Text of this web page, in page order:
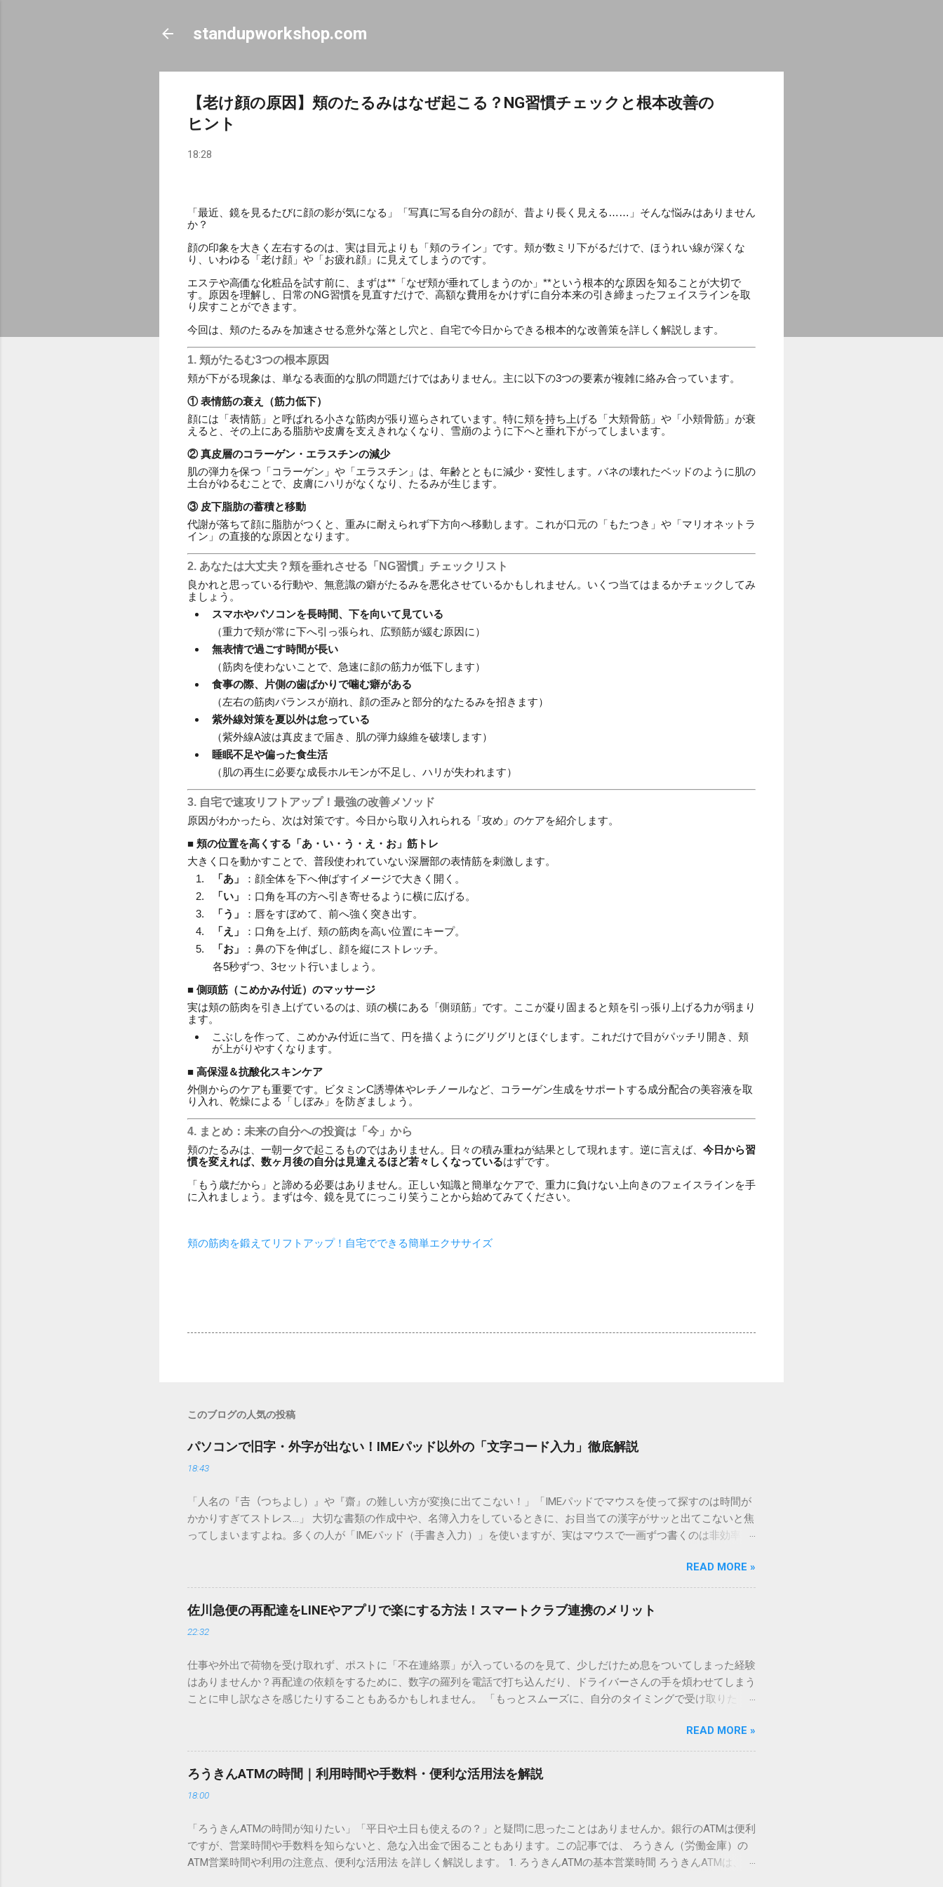
standupworkshop.com
【老け顔の原因】頬のたるみはなぜ起こる？NG習慣チェックと根本改善の
ヒント
18:28
「最近、鏡を見るたびに顔の影が気になる」「写真に写る自分の顔が、昔より長く見える……」そんな悩みはありません
か？
顔の印象を大きく左右するのは、実は目元よりも「頬のライン」です。頬が数ミリ下がるだけで、ほうれい線が深くな
り、いわゆる「老け顔」や「お疲れ顔」に見えてしまうのです。
エステや高価な化粧品を試す前に、まずは**「なぜ頬が垂れてしまうのか」**という根本的な原因を知ることが大切で
す。原因を理解し、日常のNG習慣を見直すだけで、高額な費用をかけずに自分本来の引き締まったフェイスラインを取
り戻すことができます。
今回は、頬のたるみを加速させる意外な落とし穴と、自宅で今日からできる根本的な改善策を詳しく解説します。
1. 頬がたるむ3つの根本原因
頬が下がる現象は、単なる表面的な肌の問題だけではありません。主に以下の3つの要素が複雑に絡み合っています。
① 表情筋の衰え（筋力低下）
顔には「表情筋」と呼ばれる小さな筋肉が張り巡らされています。特に頬を持ち上げる「大頬骨筋」や「小頬骨筋」が衰
えると、その上にある脂肪や皮膚を支えきれなくなり、雪崩のように下へと垂れ下がってしまいます。
② 真皮層のコラーゲン・エラスチンの減少
肌の弾力を保つ「コラーゲン」や「エラスチン」は、年齢とともに減少・変性します。バネの壊れたベッドのように肌の
土台がゆるむことで、皮膚にハリがなくなり、たるみが生じます。
③ 皮下脂肪の蓄積と移動
代謝が落ちて顔に脂肪がつくと、重みに耐えられず下方向へ移動します。これが口元の「もたつき」や「マリオネットラ
イン」の直接的な原因となります。
2. あなたは大丈夫？頬を垂れさせる「NG習慣」チェックリスト
良かれと思っている行動や、無意識の癖がたるみを悪化させているかもしれません。いくつ当てはまるかチェックしてみ
ましょう。
スマホやパソコンを長時間、下を向いて見ている
（重力で頬が常に下へ引っ張られ、広頸筋が緩む原因に）
無表情で過ごす時間が長い
（筋肉を使わないことで、急速に顔の筋力が低下します）
食事の際、片側の歯ばかりで噛む癖がある
（左右の筋肉バランスが崩れ、顔の歪みと部分的なたるみを招きます）
紫外線対策を夏以外は怠っている
（紫外線A波は真皮まで届き、肌の弾力線維を破壊します）
睡眠不足や偏った食生活
（肌の再生に必要な成長ホルモンが不足し、ハリが失われます）
3. 自宅で速攻リフトアップ！最強の改善メソッド
原因がわかったら、次は対策です。今日から取り入れられる「攻め」のケアを紹介します。
■ 頬の位置を高くする「あ・い・う・え・お」筋トレ
大きく口を動かすことで、普段使われていない深層部の表情筋を刺激します。
「あ」
：顔全体を下へ伸ばすイメージで大きく開く。
「い」
：口角を耳の方へ引き寄せるように横に広げる。
「う」
：唇をすぼめて、前へ強く突き出す。
「え」
：口角を上げ、頬の筋肉を高い位置にキープ。
「お」
：鼻の下を伸ばし、顔を縦にストレッチ。
各5秒ずつ、3セット行いましょう。
■ 側頭筋（こめかみ付近）のマッサージ
実は頬の筋肉を引き上げているのは、頭の横にある「側頭筋」です。ここが凝り固まると頬を引っ張り上げる力が弱まり
ます。
こぶしを作って、こめかみ付近に当て、円を描くようにグリグリとほぐします。これだけで目がパッチリ開き、頬
が上がりやすくなります。
■ 高保湿＆抗酸化スキンケア
外側からのケアも重要です。ビタミンC誘導体やレチノールなど、コラーゲン生成をサポートする成分配合の美容液を取
り入れ、乾燥による「しぼみ」を防ぎましょう。
4. まとめ：未来の自分への投資は「今」から
頬のたるみは、一朝一夕で起こるものではありません。日々の積み重ねが結果として現れます。逆に言えば、 今日から習
慣を変えれば、数ヶ月後の自分は見違えるほど若々しくなっているはずです。
「もう歳だから」と諦める必要はありません。正しい知識と簡単なケアで、重力に負けない上向きのフェイスラインを手
に入れましょう。まずは今、鏡を見てにっこり笑うことから始めてみてください。
頬の筋肉を鍛えてリフトアップ！自宅でできる簡単エクササイズ
このブログの人気の投稿
パソコンで旧字・外字が出ない！IMEパッド以外の「文字コード入力」徹底解説
18:43
「人名の『𠮷（つちよし）』や『齋』の難しい方が変換に出てこない！」「IMEパッドでマウスを使って探すのは時間が
かかりすぎてストレス…」 大切な書類の作成中や、名簿入力をしているときに、お目当ての漢字がサッと出てこないと焦
ってしまいますよね。多くの人が「IMEパッド（手書き入力）」を使いますが、実はマウスで一画ずつ書くのは非効率で
ードを打ち込むだけで一瞬で旧字や外字、特殊記号を呼び出す「文字コード入力」のテクニックを詳しく解説します。
この方法をマスターすれば、もう難しい漢字の入力で手を止める必要はありません。 1. なぜ「変換」しても旧字・外字
が出てこないのか？ そもそも、なぜ普通の変換で出てこない漢字があるのでしょうか。その理由は、パソコンが文字を
認識する仕組みにあります。 日本のパソコンで一般的に使われる漢字は、JIS規格（日本産業規格）によって「第1水
準」「第2水準」といった形で整理されています。しかし、人名や地名に使われる非常に古い漢字（旧字）や、特定の組
「Unicode（ユニコード）」や「JISコード」といった 文字コード です。パソコン上のすべての文字には、いわば「住
所」のような番号が割り振られています。変換候補に出ない文字でも、この住所（コード）を直接指定すれば、確実に呼
び出すことができるのです。 2. Windows標準機能！文字コードで漢字を出す「16進数入力」 最も汎用性が高く、特別な
できます。 具体的な手順（Unicode入力） 入力したい文字の「Unicode（例：20BB7）」を把握する。 入力モードを「半
角」にする（※重要）。 **「20BB7」**と入力する。 直後にキーボードの**[Alt]キーを押しながら[X]キー**を押す。 入
力した数字が、一瞬で対応する漢字（例：𠮷）に変換されます。 注記： この方法は、特にMicrosoft Wordで非常に強力
READ MORE »
佐川急便の再配達をLINEやアプリで楽にする方法！スマートクラブ連携のメリット
22:32
仕事や外出で荷物を受け取れず、ポストに「不在連絡票」が入っているのを見て、少しだけため息をついてしまった経験
はありませんか？再配達の依頼をするために、数字の羅列を電話で打ち込んだり、ドライバーさんの手を煩わせてしまう
ことに申し訳なさを感じたりすることもあるかもしれません。 「もっとスムーズに、自分のタイミングで受け取りた
ビス「スマートクラブ」と、LINEや公式アプリの連携です。これらを活用するだけで、再配達のストレスは驚くほど軽く
なります。この記事では、忙しい毎日をサポートする便利な受け取り術と、連携による具体的なメリットを徹底解説しま
す。 佐川急便の再配達が劇的に変わる「スマートクラブ」とは？ まず押さえておきたいのが、佐川急便の個人向け無料
会員サービス「スマートクラブ」です。これは、荷物の配送状況をリアルタイムで管理するための基盤となるサービスで
す。 以前はウェブサイトを開いてログインする手間がありましたが、現在はLINEやアプリと紐付けることで、その利便
じめ配達時間を変更するといった先回りの対応が可能になります。 LINE連携で「不在連絡票」とおさらばできる理由 日
本国内で最も利用されているコミュニケーションアプリ「LINE」を佐川急便と連携させると、荷物の受け取り体験が一変
します。 1. トーク画面からワンタップで依頼 不在連絡票に記載されたQRコードを読み取る手間すら、過去のものになり
READ MORE »
ろうきんATMの時間｜利用時間や手数料・便利な活用法を解説
18:00
「ろうきんATMの時間が知りたい」「平日や土日も使えるの？」と疑問に思ったことはありませんか。銀行のATMは便利
ですが、営業時間や手数料を知らないと、急な入出金で困ることもあります。この記事では、 ろうきん（労働金庫）の
ATM営業時間や利用の注意点、便利な活用法 を詳しく解説します。 1. ろうきんATMの基本営業時間 ろうきんATMは、利